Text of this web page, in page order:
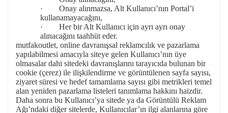
· Onay alınmazsa, Alt Kullanıcı’nın Portal’i
kullanamayacağını,
· Her bir Alt Kullanıcı için ayrı ayrı onay
alınacağını taahhüt eder.
mutfakoutlet, online davranışsal reklamcılık ve pazarlama
yapılabilmesi amacıyla siteye gelen Kullanıcı’nın üye
olmasalar dahi sitedeki davranışlarını tarayıcıda bulunan bir
cookie (çerez) ile ilişkilendirme ve görüntülenen sayfa sayısı,
ziyaret süresi ve hedef tamamlama sayısı gibi metrikleri temel
alan yeniden pazarlama listeleri tanımlama hakkını haizdir.
Daha sonra bu Kullanıcı’ya sitede ya da Görüntülü Reklam
Ağı’ndaki diğer sitelerde, Kullanıcılar’ın ilgi alanlarına göre